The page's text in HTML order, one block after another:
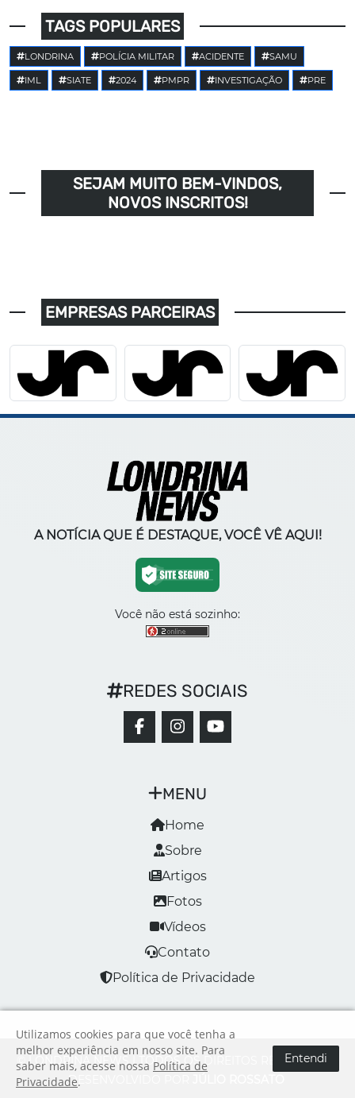
TAGS POPULARES
LONDRINA POLÍCIA MILITAR ACIDENTE SAMU
IML SIATE 2024 PMPR INVESTIGAÇÃO PRE
SEJAM MUITO BEM-VINDOS,
NOVOS INSCRITOS!
EMPRESAS PARCEIRAS
A NOTÍCIA QUE É DESTAQUE, VOCÊ VÊ AQUI!
Você não está sozinho:
MENU
Home
Sobre
Artigos
Fotos
Vídeos
Contato
Política de Privacidade
REDES SOCIAIS
© LONDRINA NEWS | TODOS OS DIREITOS RESERVADOS
DESENVOLVIDO POR
Utilizamos cookies para que você tenha a
melhor experiência em nosso site. Para
saber mais, acesse nossa Política de
Privacidade.
Entendi